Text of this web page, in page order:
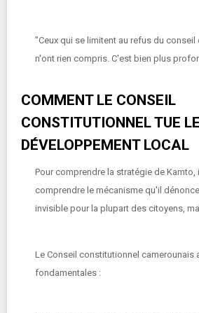
"Ceux qui se limitent au refus du conseil
n'ont rien compris. C'est bien plus
COMMENT LE CONSEIL
CONSTITUTIONNEL TUE LE
DÉVELOPPEMENT LOCAL
Pour comprendre la stratégie de Kamto,
comprendre le mécanisme qu'il
invisible pour la plupart des citoyens,
Le Conseil constitutionnel camerounais
fondamentales :